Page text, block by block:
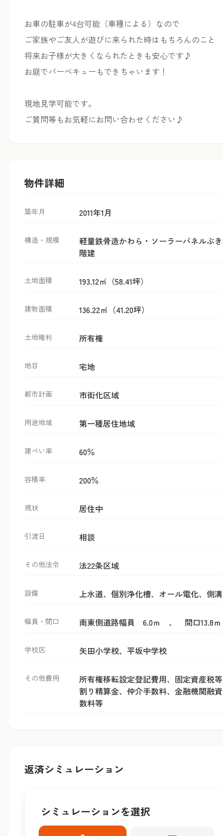
お車の駐車が4台可能（車種による）なので
ご家族やご友人が遊びに来られた時はもちろんのこと
将来お子様が大きくなられたときも安心です♪
お庭でバーベキューもできちゃいます！
現地見学可能です。
ご質問等もお気軽にお問い合わせください♪
物件詳細
築年月 2011年1月
構造・規模
軽量鉄骨造かわら・ソーラーパネルぶ
階建
土地面積 193.12㎡（58.41坪）
建物面積 136.22㎡（41.20坪）
土地権利 所有権
地目 宅地
都市計画 市街化区域
用途地域 第一種居住地域
建ぺい率 60％
容積率 200％
現状 居住中
引渡日 相談
その他法令 法22条区域
設備 上水道、個別浄化槽、オール電化、側溝
幅員・間口 南東側道路幅員 6.0ｍ 、 間口13.8ｍ
学校区 矢田小学校、平坂中学校
その他費用
所有権移転設定登記費用、固定資産税
割り精算金、仲介手数料、金融機関融
数料等
返済シミュレーション
シミュレーションを選択